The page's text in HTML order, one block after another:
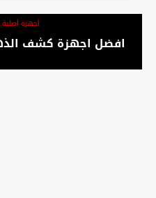
أجهزة أصلية
افضل اجهزة كشف